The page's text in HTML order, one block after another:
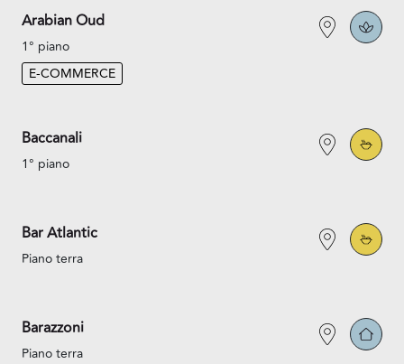
Arabian Oud
1° piano
E-COMMERCE
Baccanali
1° piano
Bar Atlantic
Piano terra
Barazzoni
Piano terra